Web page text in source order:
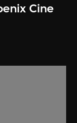
Cine